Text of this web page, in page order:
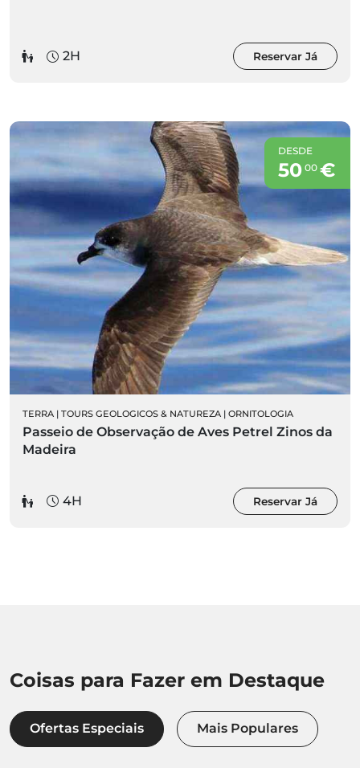
2H Reservar Já
DESDE
50 00€
TERRA | TOURS GEOLOGICOS & NATUREZA | ORNITOLOGIA
Passeio de Observação de Aves Petrel Zinos da
Madeira
4H Reservar Já
Coisas para Fazer em Destaque
Ofertas Especiais Mais Populares